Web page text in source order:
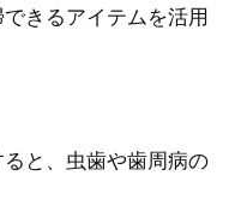
きるアイテムを活用
ると、虫歯や歯周病の